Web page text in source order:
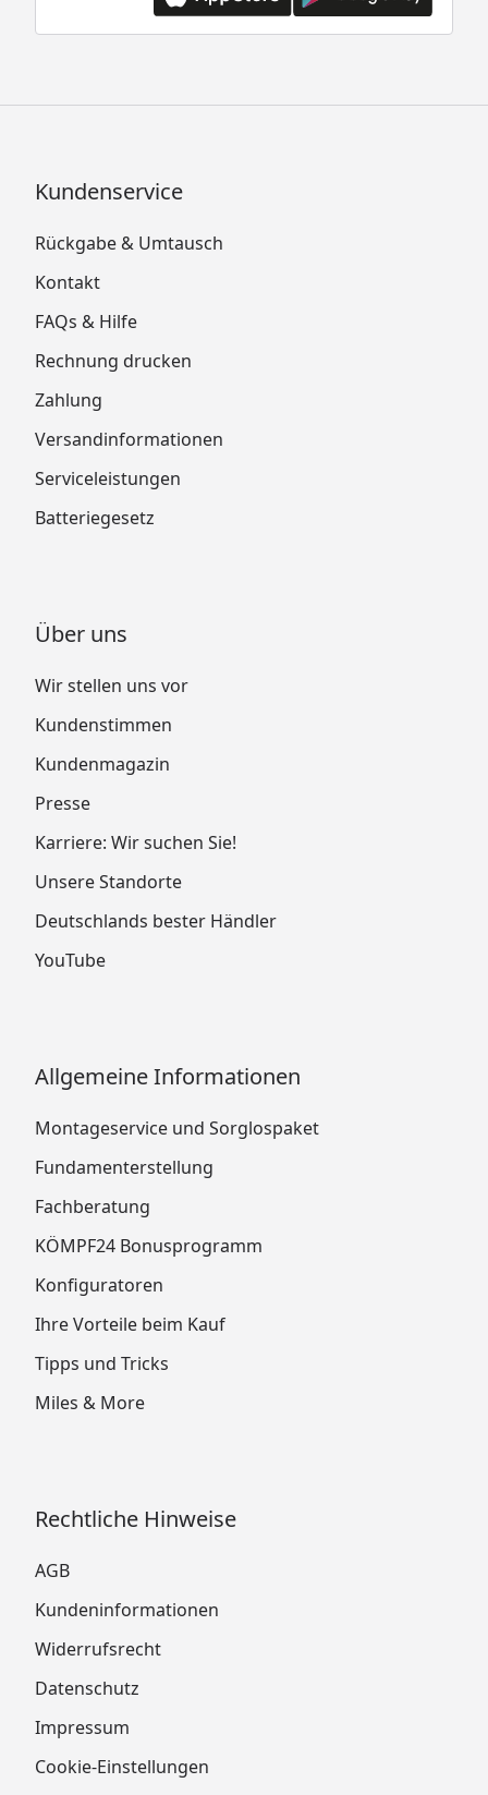
Kundenservice
Rückgabe & Umtausch
Kontakt
FAQs & Hilfe
Rechnung drucken
Zahlung
Versandinformationen
Serviceleistungen
Batteriegesetz
Über uns
Wir stellen uns vor
Kundenstimmen
Kundenmagazin
Presse
Karriere: Wir suchen Sie!
Unsere Standorte
Deutschlands bester Händler
YouTube
Allgemeine Informationen
Montageservice und Sorglospaket
Fundamenterstellung
Fachberatung
KÖMPF24 Bonusprogramm
Konfiguratoren
Ihre Vorteile beim Kauf
Tipps und Tricks
Miles & More
Rechtliche Hinweise
AGB
Kundeninformationen
Widerrufsrecht
Datenschutz
Impressum
Cookie-Einstellungen